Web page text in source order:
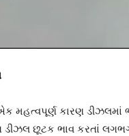
મહત્વપૂર્ણ કારણ
ડીઝલ છૂટક ભાવ કરતાં